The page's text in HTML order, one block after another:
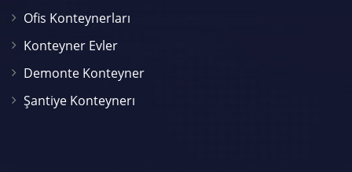
Ofis Konteynerları
Konteyner Evler
Demonte Konteyner
Şantiye Konteynerı